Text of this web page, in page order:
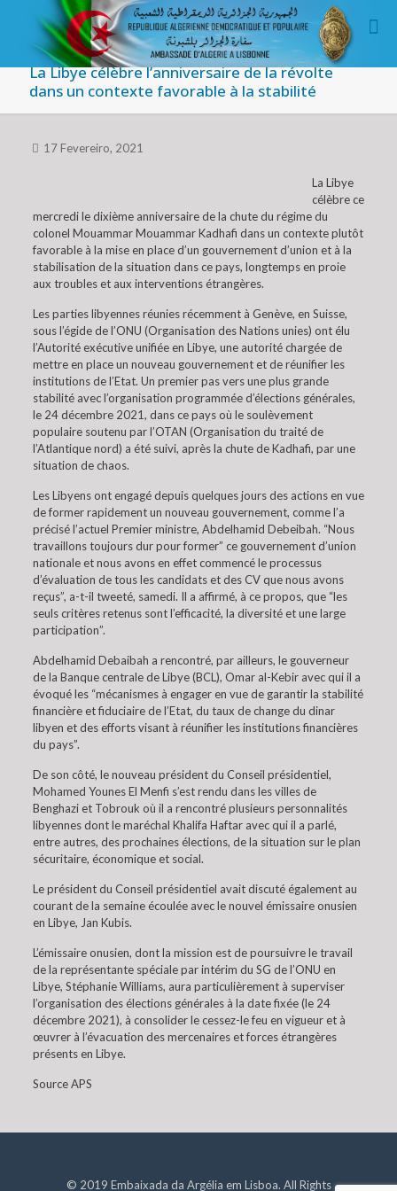
La Libye célèbre l’anniversaire de la révolte
dans un contexte favorable à la stabilité
17 Fevereiro, 2021
La Libye
célèbre ce
mercredi le dixième anniversaire de la chute du régime du
colonel Mouammar Mouammar Kadhafi dans un contexte plutôt
favorable à la mise en place d’un gouvernement d’union et à la
stabilisation de la situation dans ce pays, longtemps en proie
aux troubles et aux interventions étrangères.
Les parties libyennes réunies récemment à Genève, en Suisse,
sous l’égide de l’ONU (Organisation des Nations unies) ont élu
l’Autorité exécutive unifiée en Libye, une autorité chargée de
mettre en place un nouveau gouvernement et de réunifier les
institutions de l’Etat. Un premier pas vers une plus grande
stabilité avec l’organisation programmée d’élections générales,
le 24 décembre 2021, dans ce pays où le soulèvement
populaire soutenu par l’OTAN (Organisation du traité de
l’Atlantique nord) a été suivi, après la chute de Kadhafi, par une
situation de chaos.
Les Libyens ont engagé depuis quelques jours des actions en vue
de former rapidement un nouveau gouvernement, comme l’a
précisé l’actuel Premier ministre, Abdelhamid Debeibah. “Nous
travaillons toujours dur pour former” ce gouvernement d’union
nationale et nous avons en effet commencé le processus
d’évaluation de tous les candidats et des CV que nous avons
reçus”, a-t-il tweeté, samedi. Il a affirmé, à ce propos, que “les
seuls critères retenus sont l’efficacité, la diversité et une large
participation”.
Abdelhamid Debaibah a rencontré, par ailleurs, le gouverneur
de la Banque centrale de Libye (BCL), Omar al-Kebir avec qui il a
évoqué les “mécanismes à engager en vue de garantir la stabilité
financière et fiduciaire de l’Etat, du taux de change du dinar
libyen et des efforts visant à réunifier les institutions financières
du pays”.
De son côté, le nouveau président du Conseil présidentiel,
Mohamed Younes El Menfi s’est rendu dans les villes de
Benghazi et Tobrouk où il a rencontré plusieurs personnalités
libyennes dont le maréchal Khalifa Haftar avec qui il a parlé,
entre autres, des prochaines élections, de la situation sur le plan
sécuritaire, économique et social.
Le président du Conseil présidentiel avait discuté également au
courant de la semaine écoulée avec le nouvel émissaire onusien
en Libye, Jan Kubis.
L’émissaire onusien, dont la mission est de poursuivre le travail
de la représentante spéciale par intérim du SG de l’ONU en
Libye, Stéphanie Williams, aura particulièrement à superviser
l’organisation des élections générales à la date fixée (le 24
décembre 2021), à consolider le cessez-le feu en vigueur et à
œuvrer à l’évacuation des mercenaires et forces étrangères
présents en Libye.
Source APS
© 2019 Embaixada da Argélia em Lisboa. All Rights